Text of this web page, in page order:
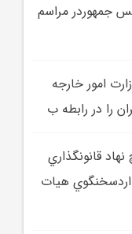
جمهوردر مراسم
امور خارجه
را در رابطه ب
قانونگذاري
هيات